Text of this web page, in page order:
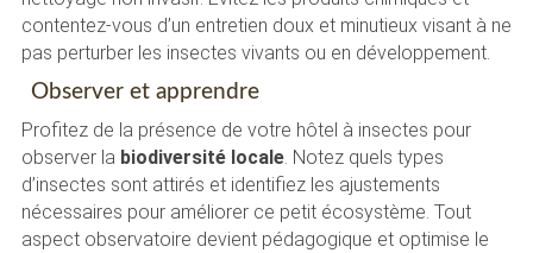
contentez-vous d’un entretien doux et minutieux visant à ne
pas perturber les insectes vivants ou en développement.
Observer et apprendre
Profitez de la présence de votre hôtel à insectes pour
observer la biodiversité locale. Notez quels types
d’insectes sont attirés et identifiez les ajustements
nécessaires pour améliorer ce petit écosystème. Tout
aspect observatoire devient pédagogique et optimise le